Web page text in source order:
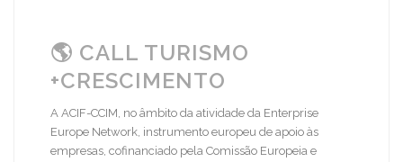
🌎 CALL TURISMO
+CRESCIMENTO
A ACIF-CCIM, no âmbito da atividade da Enterprise
Europe Network, instrumento europeu de apoio às
empresas, cofinanciado pela Comissão Europeia e